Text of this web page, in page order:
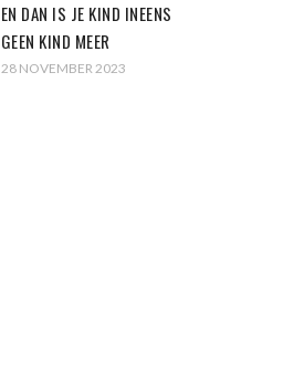
EN DAN IS JE KIND INEENS
GEEN KIND MEER
28 NOVEMBER 2023